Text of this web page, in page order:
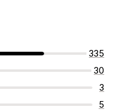
335
30
3
5